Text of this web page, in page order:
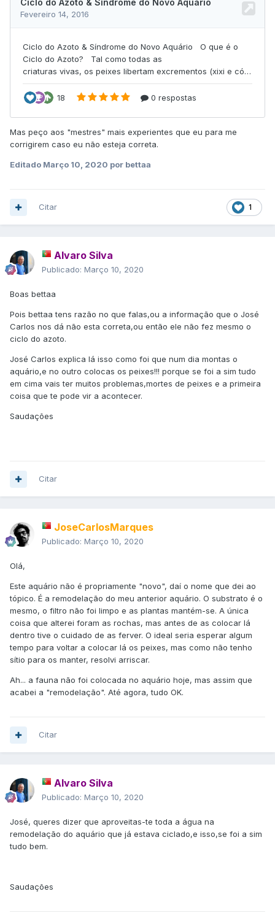
Mas peço aos "mestres" mais experientes que eu para me
corrigirem caso eu não esteja correta.
Editado Março 10, 2020 por bettaa
1
Citar
Alvaro Silva
Publicado: Março 10, 2020
Boas bettaa
Pois bettaa tens razão no que falas,ou a informação que o José
Carlos nos dá não esta correta,ou então ele não fez mesmo o
ciclo do azoto.
José Carlos explica lá isso como foi que num dia montas o
aquário,e no outro colocas os peixes!!! porque se foi a sim tudo
em cima vais ter muitos problemas,mortes de peixes e a primeira
coisa que te pode vir a acontecer.
Saudações
Citar
JoseCarlosMarques
Publicado: Março 10, 2020
Olá,
Este aquário não é propriamente "novo", daí o nome que dei ao
tópico. É a remodelação do meu anterior aquário. O substrato é o
mesmo, o filtro não foi limpo e as plantas mantém-se. A única
coisa que alterei foram as rochas, mas antes de as colocar lá
dentro tive o cuidado de as ferver. O ideal seria esperar algum
tempo para voltar a colocar lá os peixes, mas como não tenho
sítio para os manter, resolvi arriscar.
Ah... a fauna não foi colocada no aquário hoje, mas assim que
acabei a "remodelação". Até agora, tudo OK.
Citar
Alvaro Silva
Publicado: Março 10, 2020
José, queres dizer que aproveitas-te toda a água na
remodelação do aquário que já estava ciclado,e isso,se foi a sim
tudo bem.
Saudações